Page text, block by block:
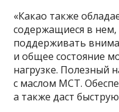
«Какао также
содержащиеся в нем,
поддерживать
и общее состояние
нагрузке. Полезный
с маслом МСТ.
а также даст